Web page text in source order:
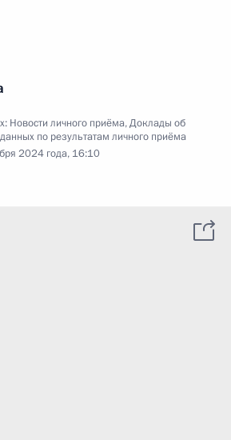
Новости личного приёма,Доклады об
по результатам личного приёма
2024 года, 16:10